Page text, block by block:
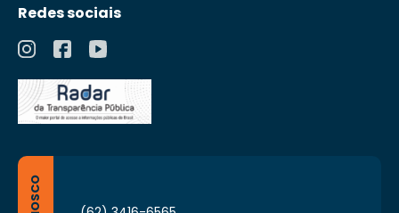
Redes sociais